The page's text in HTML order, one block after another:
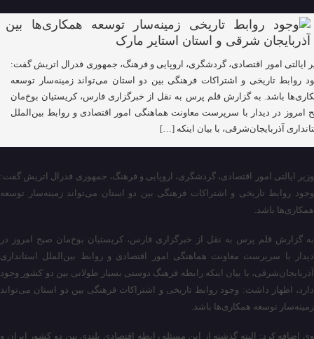
ایالتی امور اقتصادی، گردشگری، اروپایی و فرهنگ، جمهوری فدرال اتریش گفت:
روابط تاریخی و اشتراکات فرهنگی بین دو استان می‌تواند زمینه‌سار توسعه
باشد. به گزارش قلم پرس به نقل از خبرگزاری فارس، کریستیان بوخ‌مان
امروز در دیدار با سرپرست معاونت هماهنگی امور اقتصادی و روابط بین‌الملل
آذربایجان‌شرقی، با بیان اینکه […]
وزیر ایالتی امور اقتصادی، گردشگری، اروپایی و فرهنگ، جمهوری فدرال اتریش گفت:
وجود روابط تاریخی و اشتراکات فرهنگی بین دو استان می‌تواند زمینه‌سار توسعه
همکاری‌ها باشد.
به گزارش قلم پرس به نقل از خبرگزاری فارس، کریستیان بوخ‌مان صبح امروز در
دیدار با سرپرست معاونت هماهنگی امور اقتصادی و روابط بین‌الملل استانداری
آذربایجان‌شرقی، با بیان اینکه رابطه فرهنگ دوستی بسیار طولانی بین دو کشور وجود
دارد، اظهار داشت: وجود روابط تاریخی و اشتراکات فرهنگی بین دو استان می‌تواند
زمینه‌سار توسعه همکاری‌ها باشد.
وی اضافه کرد: البته گذشته از این مسئله رابطه اقتصادی بلندی بین دو کشور ایران و